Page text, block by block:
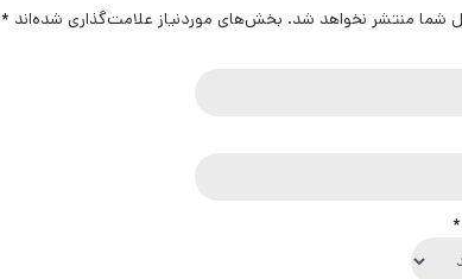
شما منتشر نخواهد شد. بخش‌های موردنیاز علامت‌گذاری شده‌اند *
*